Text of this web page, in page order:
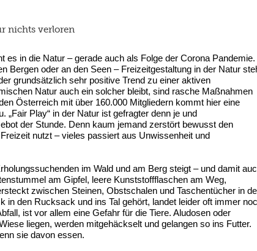
nichts verloren
es in die Natur – gerade auch als Folge der Corona Pandemie.
Bergen oder an den Seen – Freizeitgestaltung in der Natur
grundsätzlich sehr positive Trend zu einer aktiven
Natur auch ein solcher bleibt, sind rasche Maßnahmen
Österreich mit über 160.000 Mitgliedern kommt hier eine
„Fair Play“ in der Natur ist gefragter denn je und
der Stunde. Denn kaum jemand zerstört bewusst den
nutzt – vieles passiert aus Unwissenheit und
im Wald und am Berg steigt – und damit
am Gipfel, leere Kunststoffflaschen am Weg,
zwischen Steinen, Obstschalen und Taschentücher in
in den Rucksack und ins Tal gehört, landet leider oft immer
ist vor allem eine Gefahr für die Tiere. Aludosen oder
liegen, werden mitgehäckselt und gelangen so ins Futter.
sie davon essen.